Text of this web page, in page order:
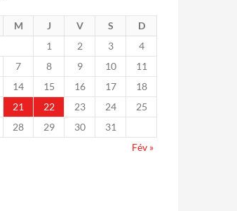
M J V S
D
1
2 3
4
7 8 9 10
11
14 15 16 17
18
21 22 23 24
25
28 29 30
31
Fév »